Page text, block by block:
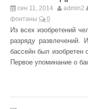
сен 11, 2014 admin2
фонтаны
0
Из всех изобретений
разряду развлечений.
бассейн был изобретен
Первое упоминание о